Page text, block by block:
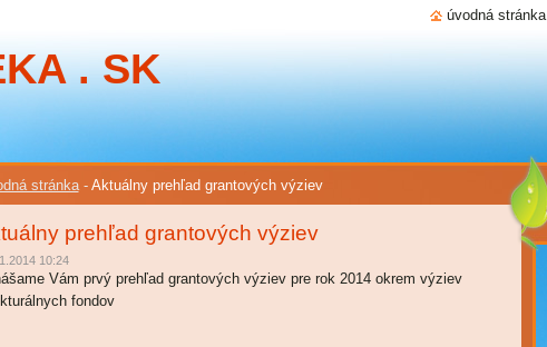
. SK
stránka - Aktuálny prehľad grantových výziev
prehľad grantových výziev
10:24
Vám prvý prehľad grantových výziev pre rok 2014 okrem výziev
fondov
úvodná stránka